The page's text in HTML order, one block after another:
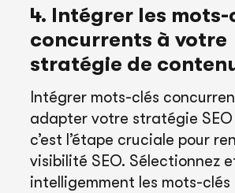
4. Intégrer les mots-
concurrents à votre
stratégie de
Intégrer mots-clés
adapter votre stratégie
c’est l’étape cruciale pour
visibilité SEO. Sélectionnez
intelligemment les mots-clés